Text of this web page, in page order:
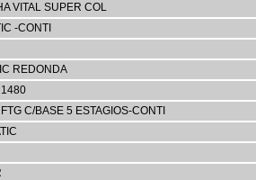
VITAL SUPER COL
-CONTI
REDONDA
1480
C/BASE 5 ESTAGIOS-CONTI